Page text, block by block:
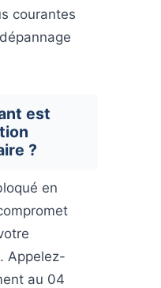
courantes
est
?
en
Appelez-
au 04